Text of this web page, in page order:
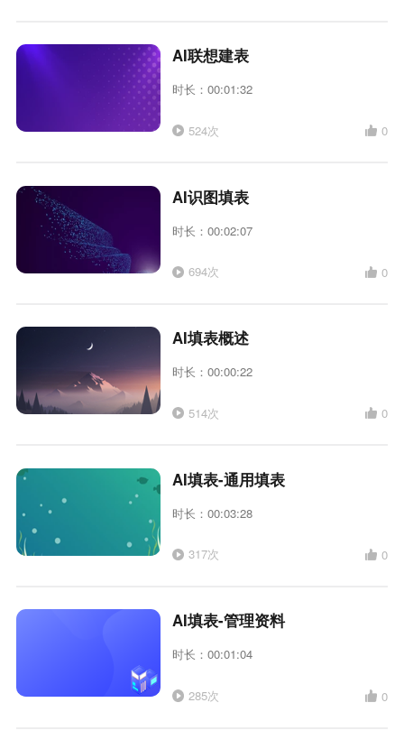
AI联想建表
时长：00:01:32
524次 0
AI识图填表
时长：00:02:07
694次 0
AI填表概述
时长：00:00:22
514次 0
AI填表-通用填表
时长：00:03:28
317次 0
AI填表-管理资料
时长：00:01:04
285次 0